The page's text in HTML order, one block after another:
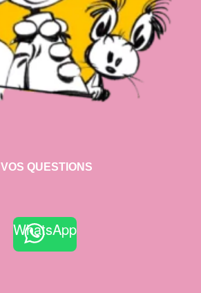
VOS QUESTIONS
WhatsApp